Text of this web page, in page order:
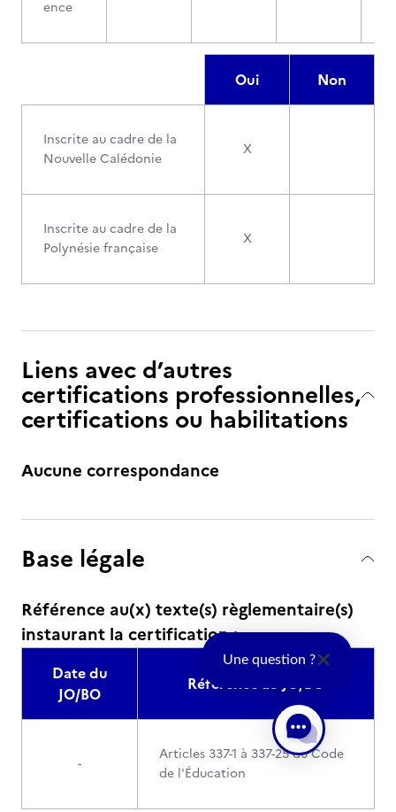
ence
Oui Non
Inscrite au cadre de la
Nouvelle Calédonie
X
Inscrite au cadre de la
Polynésie française
X
Liens avec d’autres
certifications professionnelles,
certifications ou habilitations
Aucune correspondance
Base légale
Référence au(x) texte(s) règlementaire(s)
instaurant la certification :
Date du
JO/BO
Référence au JO/BO
-
Articles 337-1 à 337-25 du Code
de l'Éducation
Une question ?